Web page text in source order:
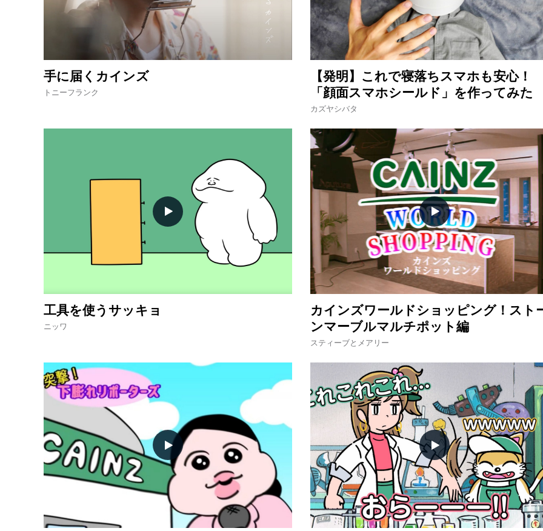
手に届くカインズ
トニーフランク
【発明】これで寝落ちスマホも安心！
「顔面スマホシールド」を作ってみた
カズヤシバタ
工具を使うサッキョ
ニッワ
カインズワールドショッピング！スト
ンマーブルマルチポット編
スティーブとメアリー